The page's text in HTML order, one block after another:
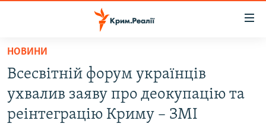
Перейти
основного
матеріалу
Перейти
до
ВІДЕО ТА ФОТО
НОВИНИ
Всесвітній форум українців
ухвалив заяву про деокупацію та
реінтеграцію Криму – ЗМІ